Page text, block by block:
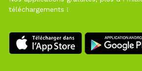
téléchargements !